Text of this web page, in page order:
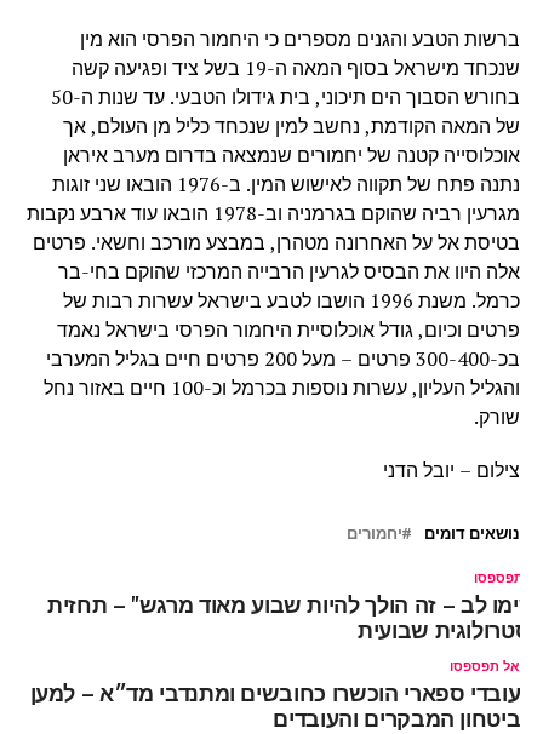
ברשות הטבע והגנים מספרים כי היחמור הפרסי הוא מין
שנכחד מישראל בסוף המאה ה-19 בשל ציד ופגיעה קשה
בחורש הסבוך הים תיכוני, בית גידולו הטבעי. עד שנות ה-50
של המאה הקודמת, נחשב למין שנכחד כליל מן העולם, אך
אוכלוסייה קטנה של יחמורים שנמצאה בדרום מערב איראן
נתנה פתח של תקווה לאישוש המין. ב-1976 הובאו שני זוגות
מגרעין רביה שהוקם בגרמניה וב-1978 הובאו עוד ארבע נקבות
בטיסת אל על האחרונה מטהרן, במבצע מורכב וחשאי. פרטים
אלה היוו את הבסיס לגרעין הרבייה המרכזי שהוקם בחי-בר
כרמל. משנת 1996 הושבו לטבע בישראל עשרות רבות של
פרטים וכיום, גודל אוכלוסיית היחמור הפרסי בישראל נאמד
בכ-300-400 פרטים – מעל 200 פרטים חיים בגליל המערבי
והגליל העליון, עשרות נוספות בכרמל וכ-100 חיים באזור נחל
שורק.
צילום – יובל הדני
נושאים דומים יחמורים
תפספסו
לב – זה הולך להיות שבוע מאוד מרגש" – תחזית
שבועית
אל תפספסו
עובדי ספארי הוכשרו כחובשים ומתנדבי מד״א – למען
ביטחון המבקרים והעובדים